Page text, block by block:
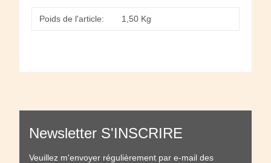
Poids de l'article: 1,50 Kg
Newsletter S'INSCRIRE
Veuillez m'envoyer régulièrement par e-mail des